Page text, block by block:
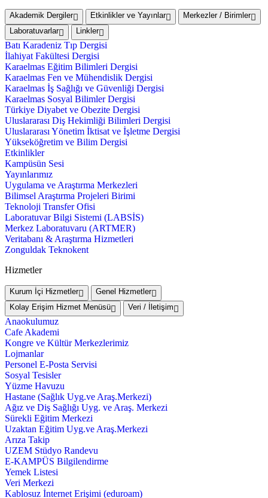
Akademik Dergiler Etkinlikler ve Yayınlar
Merkezler / Birimler
Laboratuvarlar
Linkler
Batı Karadeniz Tıp Dergisi
İlahiyat Fakültesi Dergisi
Karaelmas Eğitim Bilimleri Dergisi
Karaelmas Fen ve Mühendislik Dergisi
Karaelmas İş Sağlığı ve Güvenliği Dergisi
Karaelmas Sosyal Bilimler Dergisi
Türkiye Diyabet ve Obezite Dergisi
Uluslararası Diş Hekimliği Bilimleri Dergisi
Uluslararası Yönetim İktisat ve İşletme Dergisi
Yükseköğretim ve Bilim Dergisi
Etkinlikler
Kampüsün Sesi
Yayınlarımız
Uygulama ve Araştırma Merkezleri
Bilimsel Araştırma Projeleri Birimi
Teknoloji Transfer Ofisi
Laboratuvar Bilgi Sistemi (LABSİS)
Merkez Laboratuvaru (ARTMER)
Veritabanı & Araştırma Hizmetleri
Zonguldak Teknokent
Hizmetler
Kurum İçi Hizmetler
Genel Hizmetler
Kolay Erişim Hizmet Menüsü
Veri / İletişim
Anaokulumuz
Cafe Akademi
Kongre ve Kültür Merkezlerimiz
Lojmanlar
Personel E-Posta Servisi
Sosyal Tesisler
Yüzme Havuzu
Hastane (Sağlık Uyg.ve Araş.Merkezi)
Ağız ve Diş Sağlığı Uyg. ve Araş. Merkezi
Sürekli Eğitim Merkezi
Uzaktan Eğitim Uyg.ve Araş.Merkezi
Arıza Takip
UZEM Stüdyo Randevu
E-KAMPÜS Bilgilendirme
Yemek Listesi
Veri Merkezi
Kablosuz İnternet Erişimi (eduroam)